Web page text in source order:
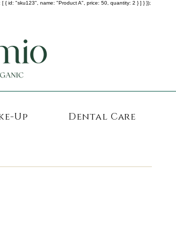
{ id: "sku123", name: "Product A", price: 50, quantity: 2 } ] } });
Up Dental Care